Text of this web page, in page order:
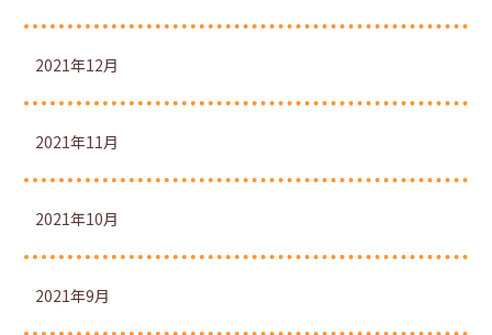
2021年12月
2021年11月
2021年10月
2021年9月